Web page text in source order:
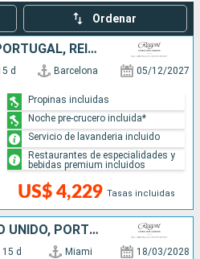
Ordenar
ESPAÑA, MARRUECOS, PORTUGAL, REINO UNIDO, ESTADOS UNIDOS
d Barcelona 05/12/2027
US$ 4,229 Tasas incluidas
Propinas incluidas
Noche pre-crucero incluida*
Servicio de lavanderia incluido
Restaurantes de especialidades y
bebidas premium incluidos
ESTADOS UNIDOS, REINO UNIDO, PORTUGAL, ESPAÑA
15 d Miami 18/03/2028